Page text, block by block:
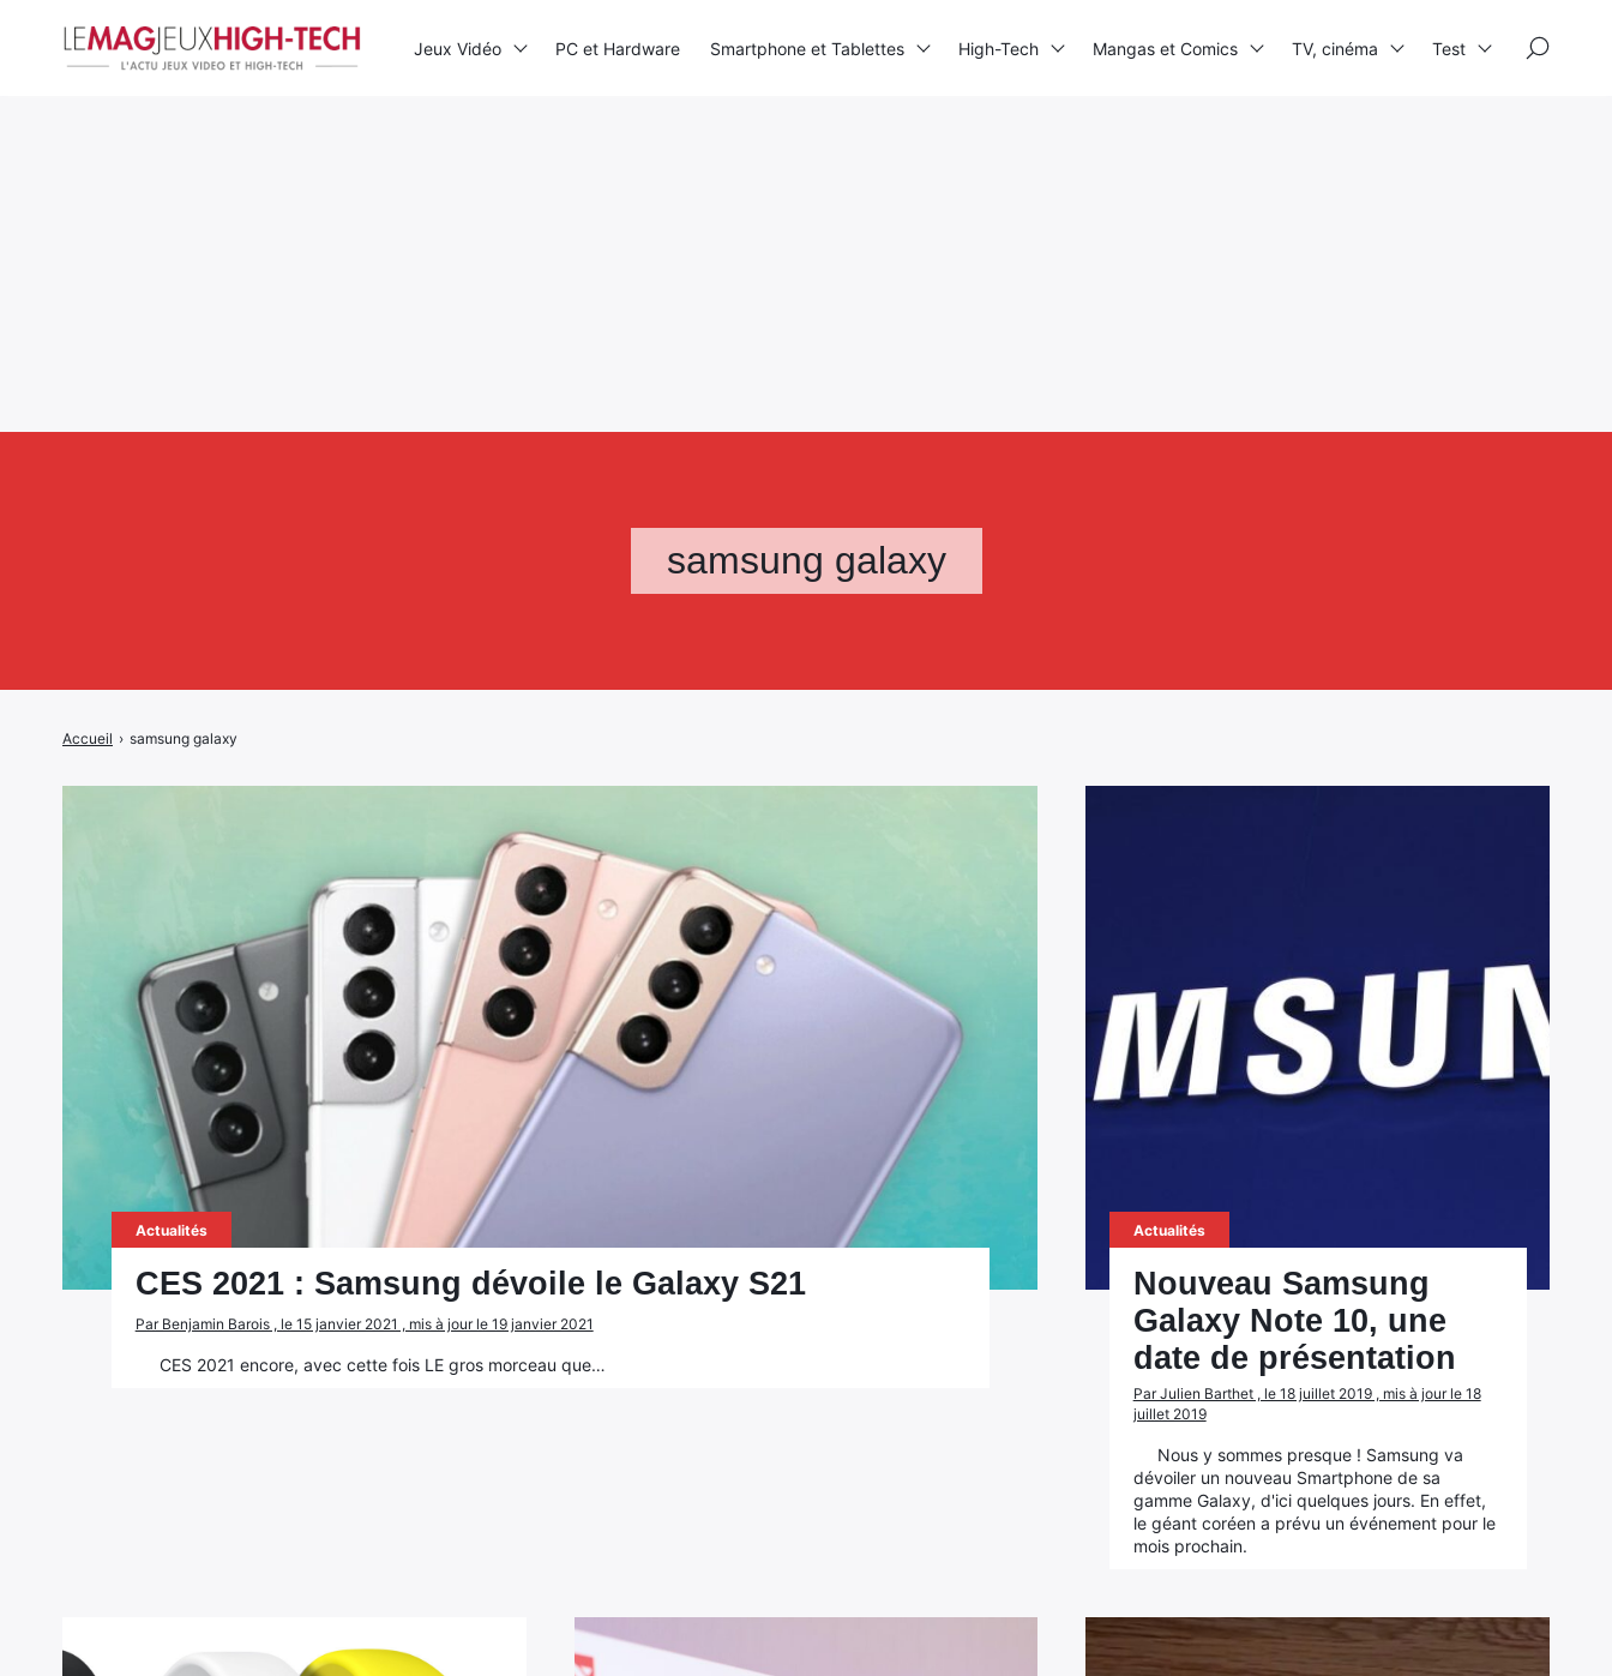
samsung galaxy
Accueil › samsung galaxy
Actualités
CES 2021 : Samsung dévoile le Galaxy S21
Par Benjamin Barois , le 15 janvier 2021 , mis à jour le 19 janvier 2021
CES 2021 encore, avec cette fois LE gros morceau que…
Actualités
Nouveau Samsung
Galaxy Note 10, une
date de présentation
Par Julien Barthet , le 18 juillet 2019 , mis à jour le 18
juillet 2019
Nous y sommes presque ! Samsung va
dévoiler un nouveau Smartphone de sa
gamme Galaxy, d'ici quelques jours. En effet,
le géant coréen a prévu un événement pour le
mois prochain.
Jeux Vidéo PC et Hardware Smartphone et Tablettes High-Tech Mangas et Comics TV, cinéma Test